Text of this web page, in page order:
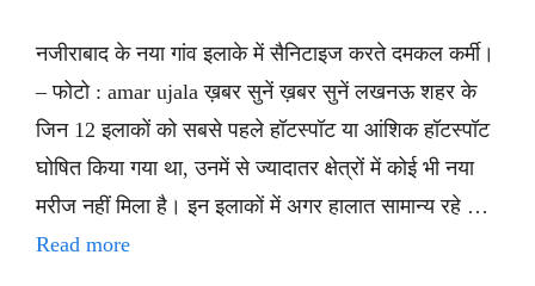
नजीराबाद के नया गांव इलाके में सैनिटाइज करते दमकल कर्मी।
– फोटो : amar ujala ख़बर सुनें ख़बर सुनें लखनऊ शहर के
जिन 12 इलाकों को सबसे पहले हॉटस्पॉट या आंशिक हॉटस्पॉट
घोषित किया गया था, उनमें से ज्यादातर क्षेत्रों में कोई भी नया
मरीज नहीं मिला है। इन इलाकों में अगर हालात सामान्य रहे …
Read more